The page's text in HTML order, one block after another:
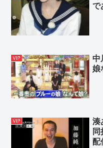
本物のロリコンはジ
Powered by livedoor 相互
で
VIP
中
娘
VIP
湊
同
配